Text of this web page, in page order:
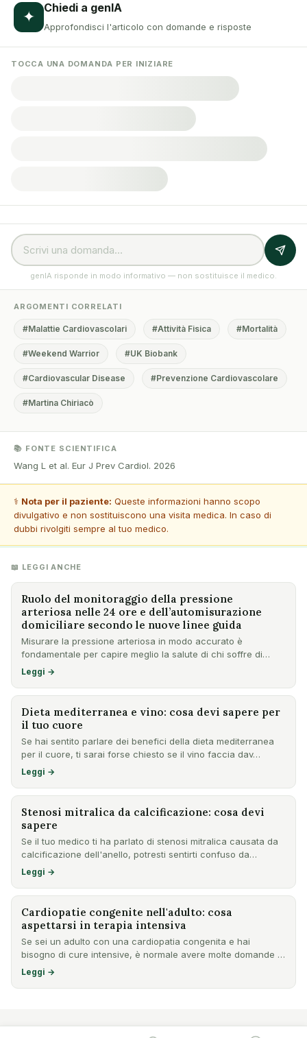
✦ Chiedi a genIA
Approfondisci l'articolo con domande e risposte
TOCCA UNA DOMANDA PER INIZIARE
genIA risponde in modo informativo — non sostituisce il medico.
ARGOMENTI CORRELATI
#Malattie Cardiovascolari #Attività Fisica #Mortalità
#Weekend Warrior #UK Biobank
#Cardiovascular Disease #Prevenzione Cardiovascolare
#Martina Chiriacò
📚 FONTE SCIENTIFICA
Wang L et al. Eur J Prev Cardiol. 2026
⚕️ Nota per il paziente: Queste informazioni hanno scopo
divulgativo e non sostituiscono una visita medica. In caso di
dubbi rivolgiti sempre al tuo medico.
📖 LEGGI ANCHE
Ruolo del monitoraggio della pressione
arteriosa nelle 24 ore e dell’automisurazione
domiciliare secondo le nuove linee guida
Misurare la pressione arteriosa in modo accurato è
fondamentale per capire meglio la salute di chi soffre di
ipertensio…
Leggi →
Dieta mediterranea e vino: cosa devi sapere per
il tuo cuore
Se hai sentito parlare dei benefici della dieta mediterranea
per il cuore, ti sarai forse chiesto se il vino faccia dav…
Leggi →
Stenosi mitralica da calcificazione: cosa devi
sapere
Se il tuo medico ti ha parlato di stenosi mitralica causata da
calcificazione dell'anello, potresti sentirti confuso da…
Leggi →
Cardiopatie congenite nell'adulto: cosa
aspettarsi in terapia intensiva
Se sei un adulto con una cardiopatia congenita e hai
bisogno di cure intensive, è normale avere molte domande e
preoccu…
Leggi →